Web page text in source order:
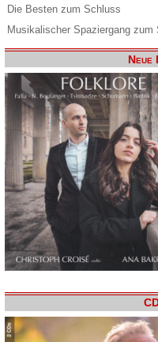
Die Besten zum Schluss
Musikalischer Spaziergang zum
Neue